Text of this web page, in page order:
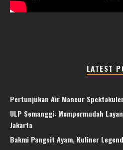
LATEST
Pertunjukan Air Mancur
ULP Semanggi: Mempermudah
Jakarta
Bakmi Pangsit Ayam, Kuliner